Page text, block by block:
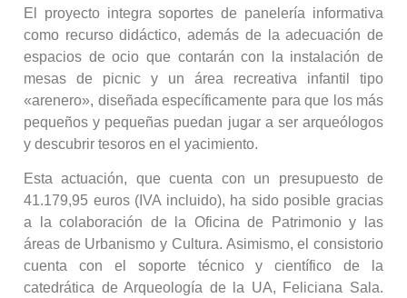
El proyecto integra soportes de panelería informativa
como recurso didáctico, además de la adecuación de
espacios de ocio que contarán con la instalación de
mesas de picnic y un área recreativa infantil tipo
«arenero», diseñada específicamente para que los más
pequeños y pequeñas puedan jugar a ser arqueólogos
y descubrir tesoros en el yacimiento.
Esta actuación, que cuenta con un presupuesto de
41.179,95 euros (IVA incluido), ha sido posible gracias
a la colaboración de la Oficina de Patrimonio y las
áreas de Urbanismo y Cultura. Asimismo, el consistorio
cuenta con el soporte técnico y científico de la
catedrática de Arqueología de la UA, Feliciana Sala.